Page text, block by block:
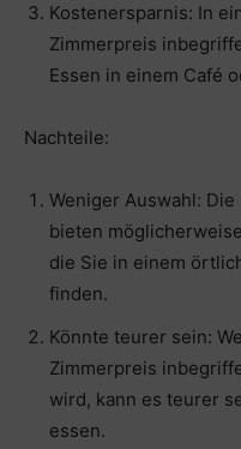
Kostenersparnis: In
Zimmerpreis
Essen in einem Café
Nachteile:
Weniger Auswahl:
bieten
die Sie in einem
finden.
Könnte teurer sein:
Zimmerpreis
wird, kann es teurer
essen.